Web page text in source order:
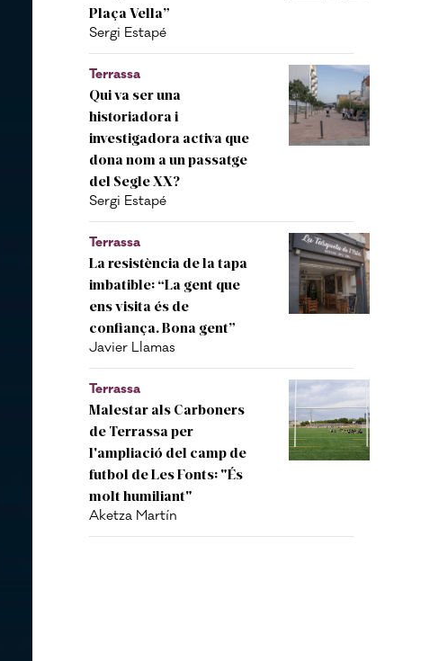
Plaça Vella”
Sergi Estapé
Terrassa
Qui va ser una
historiadora i
investigadora activa que
dona nom a un passatge
del Segle XX?
Sergi Estapé
Terrassa
La resistència de la tapa
imbatible: “La gent que
ens visita és de
confiança. Bona gent”
Javier Llamas
Terrassa
Malestar als Carboners
de Terrassa per
l'ampliació del camp de
futbol de Les Fonts: "És
molt humiliant"
Aketza Martín